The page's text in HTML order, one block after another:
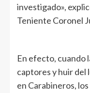
investigado»,
Teniente Coronel
En efecto, cuando
captores y huir del
en Carabineros,